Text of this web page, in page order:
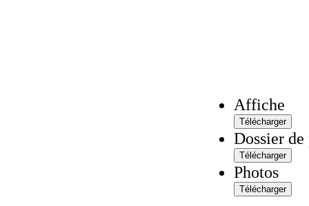
Affiche
Dossier de
Photos